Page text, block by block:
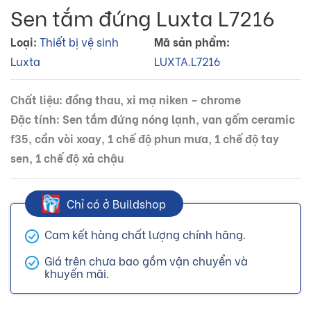
Sen tắm đứng Luxta L7216
Loại: Thiết bị vệ sinh
Luxta
Mã sản phẩm:
LUXTA.L7216
Chất liệu: đồng thau, xi mạ niken – chrome
Đặc tính: Sen tắm đứng nóng lạnh, van gốm ceramic
f35, cần vòi xoay, 1 chế độ phun mưa, 1 chế độ tay
sen, 1 chế độ xả chậu
Chỉ có ở Buildshop
Cam kết hàng chất lượng chính hãng.
Giá trên chưa bao gồm vận chuyển và
khuyến mãi.